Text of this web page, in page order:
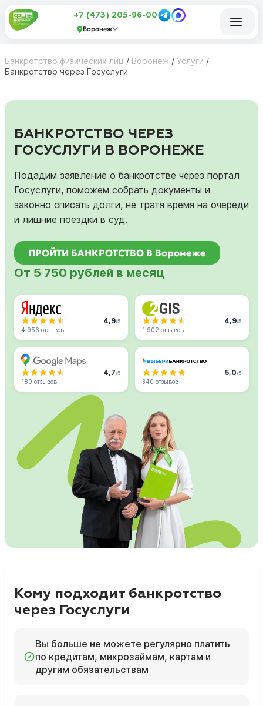
+7 (473) 205-96-00
Воронеж
Банкротство физических лиц / Воронеж / Услуги /
Банкротство через Госуслуги
БАНКРОТСТВО ЧЕРЕЗ
ГОСУСЛУГИ В ВОРОНЕЖЕ
Подадим заявление о банкротстве через портал
Госуслуги, поможем собрать документы и
законно списать долги, не тратя время на очереди
и лишние поездки в суд.
ПРОЙТИ БАНКРОТСТВО В Воронеже
От 5 750 рублей в месяц
4,9/5
4 956 отзывов
4,9/5
1 902 отзывов
4,7/5
180 отзывов
5,0/5
340 отзывов
Кому подходит банкротство
через Госуслуги
Вы больше не можете регулярно платить
по кредитам, микрозаймам, картам и
другим обязательствам